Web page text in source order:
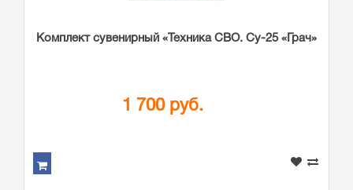
Комплект сувенирный «Техника СВО. Су-25 «Грач»
1 700 руб.